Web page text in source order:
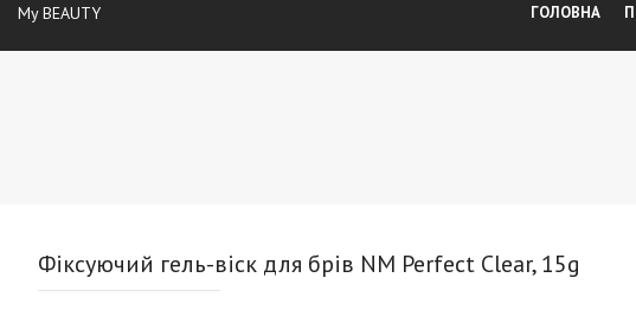
My BEAUTY ГОЛОВНА
Фіксуючий гель-віск для брів NM Perfect Clear, 15g